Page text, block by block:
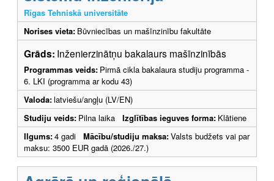
Rīgas Tehniskā universitāte
Norises vieta: Būvniecības un mašīnzinību fakultāte
Grāds: Inženierzinātņu bakalaurs mašīnzinībās
Programmas veids: Pirmā cikla bakalaura studiju programma -
6. LKI (programma ar kodu 43)
Valoda:latviešu/angļu (LV/EN)
Studiju veids: Pilna laika Izglītības ieguves forma: Klātiene
Ilgums:4 gadi Mācību/studiju maksa:Valsts budžets vai par
maksu: 3500 EUR gadā (2026./27.)